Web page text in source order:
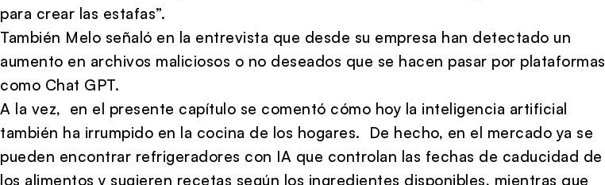
para crear las estafas”.
También Melo señaló en la entrevista que desde su empresa han detectado un
aumento en archivos maliciosos o no deseados que se hacen pasar por plataformas
como Chat GPT.
A la vez, en el presente capítulo se comentó cómo hoy la inteligencia artificial
también ha irrumpido en la cocina de los hogares. De hecho, en el mercado ya se
pueden encontrar refrigeradores con IA que controlan las fechas de caducidad de
los alimentos y sugieren recetas según los ingredientes disponibles, mientras que